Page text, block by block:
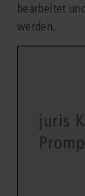
bearbeitet
werden.